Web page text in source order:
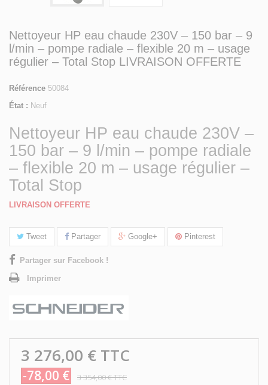
Nettoyeur HP eau chaude 230V – 150 bar – 9
l/min – pompe radiale – flexible 20 m – usage
régulier – Total Stop LIVRAISON OFFERTE
Référence 50084
État : Neuf
Nettoyeur HP eau chaude 230V –
150 bar – 9 l/min – pompe radiale
– flexible 20 m – usage régulier –
Total Stop
LIVRAISON OFFERTE
Tweet Partager Google+ Pinterest
Partager sur Facebook !
Imprimer
3 276,00 € TTC
-78,00 € 3 354,00 €TTC